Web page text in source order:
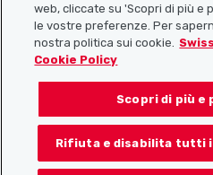
Seguiteci su:
web, cliccate su 'Scopri di più e
le vostre preferenze. Per
nostra politica sui cookie.
Cookie Policy
Scopri di più e
Rifiuta e disabilita tutti